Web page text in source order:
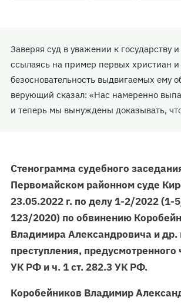
Заверяя суд в уважении к государству
ссылаясь на пример первых христиан и
безосновательность выдвигаемых ему
верующий сказал: «Нас намеренно
и теперь мы вынуждены доказывать,
Стенограмма судебного
Первомайском районном суде
23.05.2022 г. по делу 1-2/2022 (1-
123/2020) по обвинению
Владимира Александровича и
преступления, предусмотренного
УК РФ и ч. 1 ст. 282.3 УК РФ.
Коробейников Владимир